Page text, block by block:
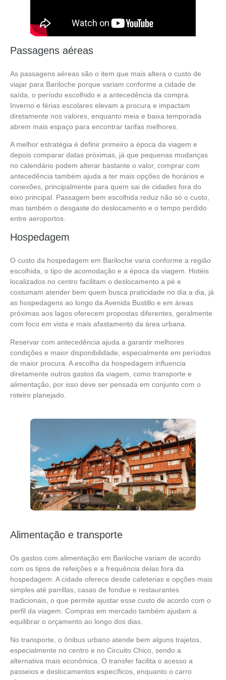
Passagens aéreas
As passagens aéreas são o item que mais altera o custo de
viajar para Bariloche porque variam conforme a cidade de
saída, o período escolhido e a antecedência da compra.
Inverno e férias escolares elevam a procura e impactam
diretamente nos valores, enquanto meia e baixa temporada
abrem mais espaço para encontrar tarifas melhores.
A melhor estratégia é definir primeiro a época da viagem e
depois comparar datas próximas, já que pequenas mudanças
no calendário podem alterar bastante o valor, comprar com
antecedência também ajuda a ter mais opções de horários e
conexões, principalmente para quem sai de cidades fora do
eixo principal. Passagem bem escolhida reduz não só o custo,
mas também o desgaste do deslocamento e o tempo perdido
entre aeroportos.
Hospedagem
O custo da hospedagem em Bariloche varia conforme a região
escolhida, o tipo de acomodação e a época da viagem. Hotéis
localizados no centro facilitam o deslocamento a pé e
costumam atender bem quem busca praticidade no dia a dia, já
as hospedagens ao longo da Avenida Bustillo e em áreas
próximas aos lagos oferecem propostas diferentes, geralmente
com foco em vista e mais afastamento da área urbana.
Reservar com antecedência ajuda a garantir melhores
condições e maior disponibilidade, especialmente em períodos
de maior procura. A escolha da hospedagem influencia
diretamente outros gastos da viagem, como transporte e
alimentação, por isso deve ser pensada em conjunto com o
roteiro planejado.
Alimentação e transporte
Os gastos com alimentação em Bariloche variam de acordo
com os tipos de refeições e a frequência delas fora da
hospedagem. A cidade oferece desde cafeterias e opções mais
simples até parrillas, casas de fondue e restaurantes
tradicionais, o que permite ajustar esse custo de acordo com o
perfil da viagem. Compras em mercado também ajudam a
equilibrar o orçamento ao longo dos dias.
No transporte, o ônibus urbano atende bem alguns trajetos,
especialmente no centro e no Circuito Chico, sendo a
alternativa mais econômica. O transfer facilita o acesso a
passeios e deslocamentos específicos, enquanto o carro